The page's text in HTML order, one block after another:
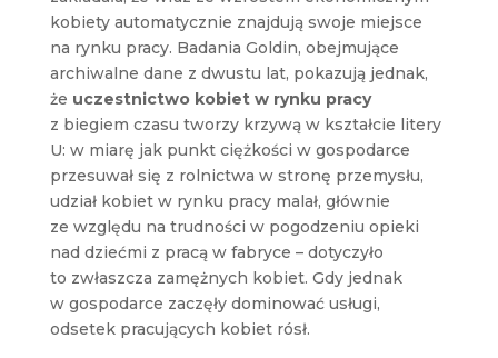
kobiety automatycznie znajdują swoje miejsce
na rynku pracy. Badania Goldin, obejmujące
archiwalne dane z dwustu lat, pokazują jednak,
że uczestnictwo kobiet w rynku pracy
z biegiem czasu tworzy krzywą w kształcie litery
U: w miarę jak punkt ciężkości w gospodarce
przesuwał się z rolnictwa w stronę przemysłu,
udział kobiet w rynku pracy malał, głównie
ze względu na trudności w pogodzeniu opieki
nad dziećmi z pracą w fabryce – dotyczyło
to zwłaszcza zamężnych kobiet. Gdy jednak
w gospodarce zaczęły dominować usługi,
odsetek pracujących kobiet rósł.